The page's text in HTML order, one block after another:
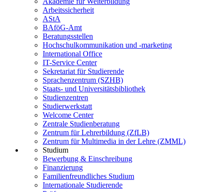
Arbeitssicherheit
AStA
BAföG-Amt
Beratungsstellen
Hochschulkommunikation und -marketing
International Office
IT-Service Center
Sekretariat für Studierende
Sprachenzentrum (SZHB)
Staats- und Universitätsbibliothek
Studienzentren
Studierwerkstatt
Welcome Center
Zentrale Studienberatung
Zentrum für Lehrerbildung (ZfLB)
Zentrum für Multimedia in der Lehre (ZMML)
Studium
Bewerbung & Einschreibung
Finanzierung
Familienfreundliches Studium
Internationale Studierende